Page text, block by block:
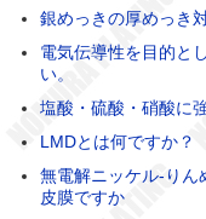
銀めっきの厚めっき
電気伝導性を目的と
い。
塩酸・硫酸・硝酸に
LMDとは何ですか？
無電解ニッケル-りん
皮膜ですか